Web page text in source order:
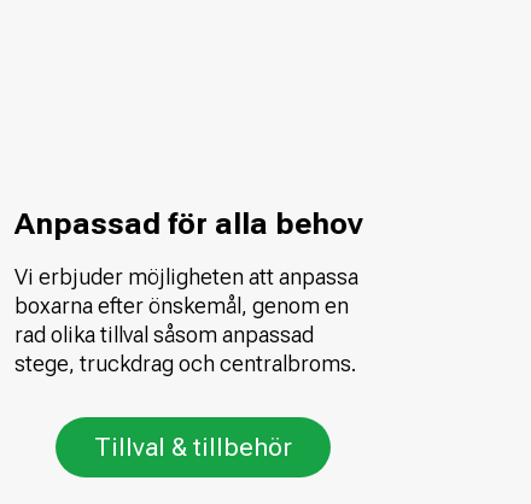
Anpassad för alla behov
Vi erbjuder möjligheten att anpassa
boxarna efter önskemål, genom en
rad olika tillval såsom anpassad
stege, truckdrag och centralbroms.
Tillval & tillbehör